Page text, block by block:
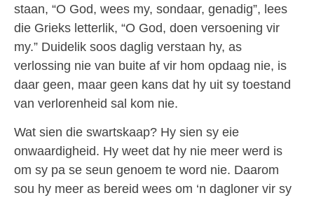
staan, “O God, wees my, sondaar, genadig”, lees
die Grieks letterlik, “O God, doen versoening vir
my.” Duidelik soos daglig verstaan hy, as
verlossing nie van buite af vir hom opdaag nie, is
daar geen, maar geen kans dat hy uit sy toestand
van verlorenheid sal kom nie.
Wat sien die swartskaap? Hy sien sy eie
onwaardigheid. Hy weet dat hy nie meer werd is
om sy pa se seun genoem te word nie. Daarom
sou hy meer as bereid wees om ‘n dagloner vir sy